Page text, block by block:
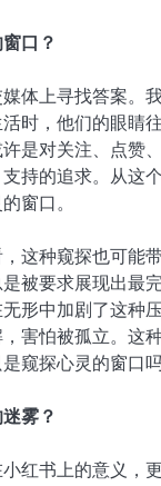
口？
体上寻找答案。
时，他们的眼睛
是对关注、点赞
持的追求。从这
窗口。
这种窥探也可能
被要求展现出最
形中加剧了这种
害怕被孤立。这
窥探心灵的窗口
雾？
红书上的意义，